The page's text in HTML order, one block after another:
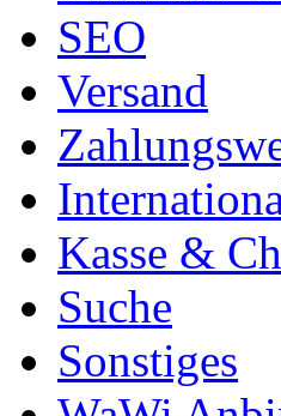
SEO
Versand
Kasse &
Suche
Sonstiges